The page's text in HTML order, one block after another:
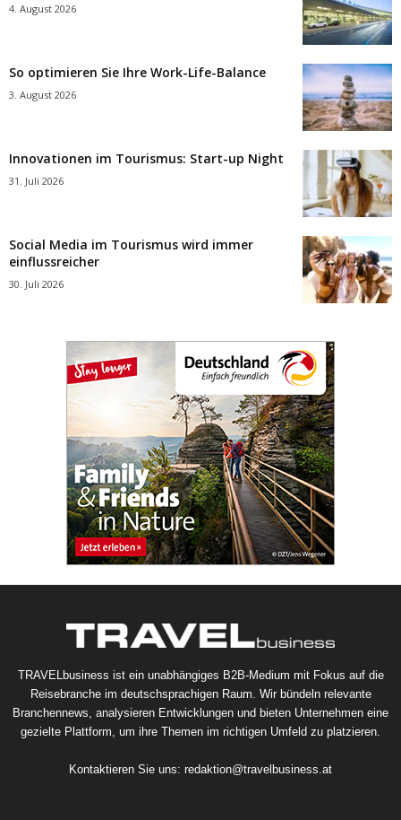
4. August 2026
So optimieren Sie Ihre Work-Life-Balance
3. August 2026
Innovationen im Tourismus: Start-up Night
31. Juli 2026
Social Media im Tourismus wird immer
einflussreicher
30. Juli 2026
TRAVELbusiness ist ein unabhängiges B2B-Medium mit Fokus auf die
Reisebranche im deutschsprachigen Raum. Wir bündeln relevante
Branchennews, analysieren Entwicklungen und bieten Unternehmen eine
gezielte Plattform, um ihre Themen im richtigen Umfeld zu platzieren.
Kontaktieren Sie uns: redaktion@travelbusiness.at